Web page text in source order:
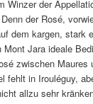
Winzer der
der Rosé,
dem kargen, stark
Jara ideale
zwischen Maures
fehlt in Irouléguy,
allzu sehr